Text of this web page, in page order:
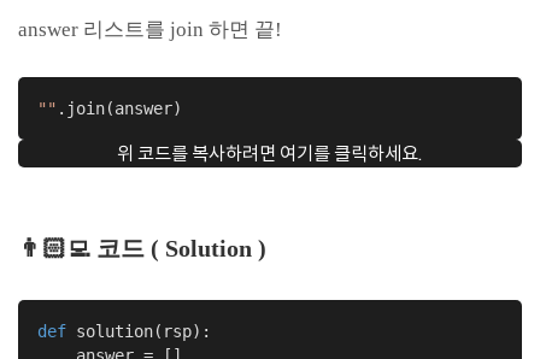
answer 리스트를 join 하면 끝!
"" .join(answer)
위 코드를 복사하려면 여기를 클릭하세요.
👨🏻‍💻 코드 ( Solution )
def solution(rsp) :